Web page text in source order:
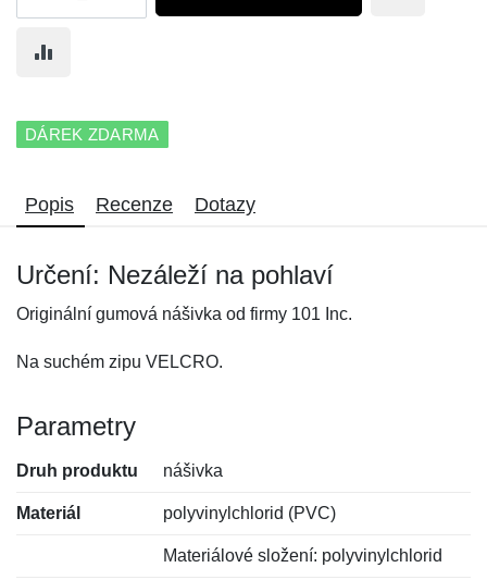
DÁREK ZDARMA
Popis Recenze Dotazy
Určení: Nezáleží na pohlaví
Originální gumová nášivka od firmy 101 Inc.
Na suchém zipu VELCRO.
Parametry
Druh produktu nášivka
Materiál polyvinylchlorid (PVC)
Materiálové složení: polyvinylchlorid